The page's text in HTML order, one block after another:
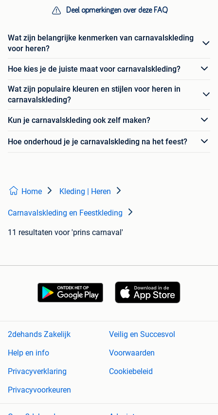
Deel opmerkingen over deze FAQ
Wat zijn belangrijke kenmerken van carnavalskleding
voor heren?
Hoe kies je de juiste maat voor carnavalskleding?
Wat zijn populaire kleuren en stijlen voor heren in
carnavalskleding?
Kun je carnavalskleding ook zelf maken?
Hoe onderhoud je je carnavalskleding na het feest?
Home Kleding | Heren
Carnavalskleding en Feestkleding
11 resultaten voor 'prins carnaval'
2dehands Zakelijk
Veilig en Succesvol
Help en info
Voorwaarden
Privacyverklaring
Cookiebeleid
Privacyvoorkeuren